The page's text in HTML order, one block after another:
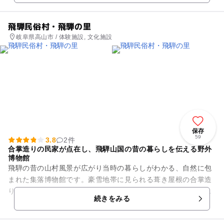
飛騨民俗村・飛騨の里
岐阜県高山市 / 体験施設, 文化施設
保存
59
3.8
2件
合掌造りの民家が点在し、飛騨山国の昔の暮らしを伝える野外
博物館
飛騨の昔の山村風景が広がり当時の暮らしがわかる、自然に包
まれた集落博物館です。豪雪地帯に見られる葺き屋根の合掌造
りなど当時の民家が移築され、水車が回るわらび粉小屋などと
一緒に点在しています。 ...続きをみる